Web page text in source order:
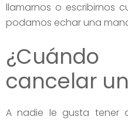
llamarnos o escribirnos
podamos echar una
cancelar
A nadie le gusta tener